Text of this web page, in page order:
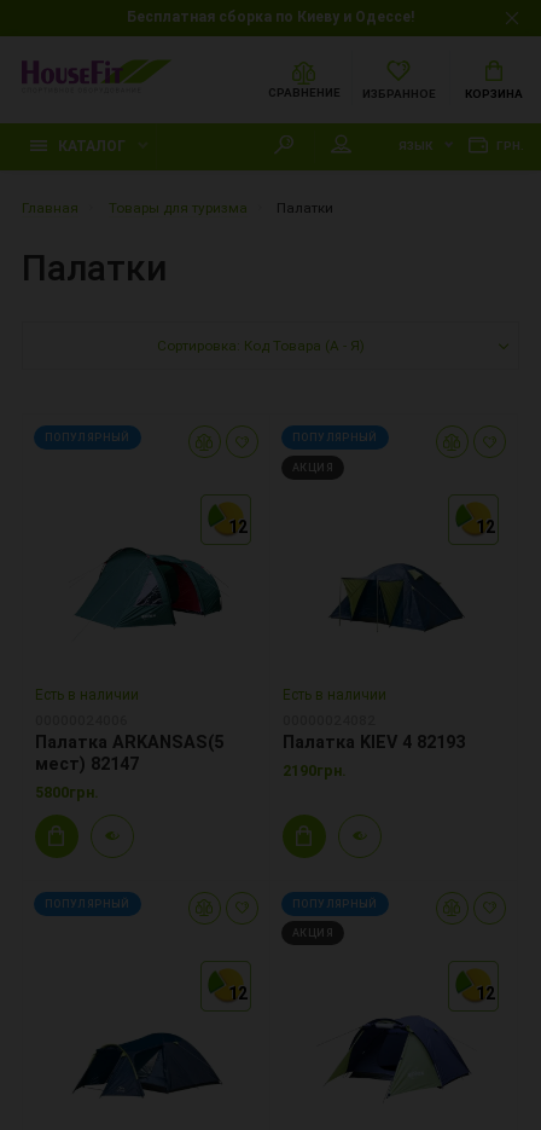
Бесплатная сборка по Киеву и Одессе!
СРАВНЕНИЕ ИЗБРАННОЕ КОРЗИНА
КАТАЛОГ ЯЗЫК ГРН.
Главная Товары для туризма Палатки
Палатки
Сортировка: Код Товара (А - Я)
12
12
12
ПОПУЛЯРНЫЙ
Есть в наличии
Палатка ARKANSAS(5
мест) 82147
5800грн.
12
12
12
ПОПУЛЯРНЫЙ
АКЦИЯ
Есть в наличии
Палатка KIEV 4 82193
2190грн.
12
12
12
ПОПУЛЯРНЫЙ
12
12
12
ПОПУЛЯРНЫЙ
АКЦИЯ